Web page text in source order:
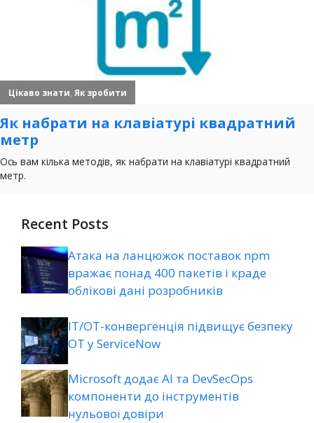
Recent Posts
Атака на ланцюжок поставок npm
вражає понад 400 пакетів і краде
облікові дані розробників
ІТ/ОТ-конвергенція підвищує безпеку
ОТ у ServiceNow
Microsoft додає AI та DevSecOps
компоненти до інструментів
нульової довіри